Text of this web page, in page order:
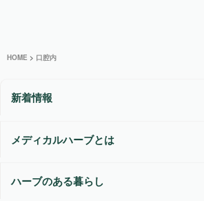
HOME > 口腔内
新着情報
メディカルハーブとは
ハーブのある暮らし